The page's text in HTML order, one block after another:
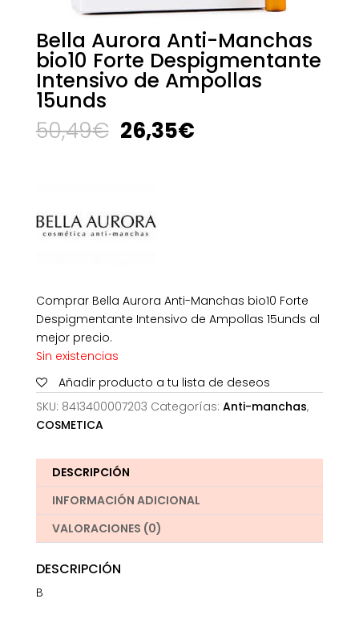
Bella Aurora Anti-Manchas
bio10 Forte Despigmentante
Intensivo de Ampollas
15unds
50,49€ El
precio
26,35€El
Comprar Bella Aurora Anti-Manchas bio10 Forte
Despigmentante Intensivo de Ampollas 15unds al
mejor precio.
Sin existencias
Añadir producto a tu lista de deseos
SKU: 8413400007203 Categorías: Anti-manchas,
COSMETICA
DESCRIPCIÓN
INFORMACIÓN ADICIONAL
VALORACIONES (0)
DESCRIPCIÓN
B